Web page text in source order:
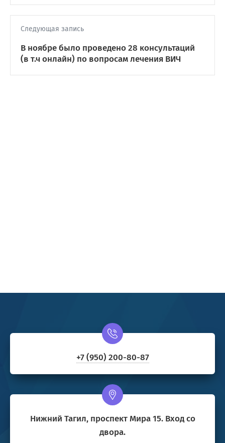
Следующая запись
В ноябре было проведено 28 консультаций
(в т.ч онлайн) по вопросам лечения ВИЧ
+7 (950) 200-80-87
Нижний Тагил, проспект Мира 15. Вход со
двора.